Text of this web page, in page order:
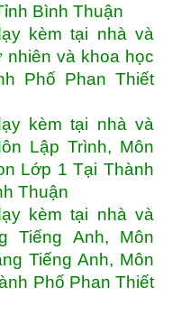
Bình Thuận
kèm tại nhà và
nhiên và khoa học
Phố Phan Thiết
kèm tại nhà và
Lập Trình, Môn
Lớp 1 Tại Thành
Thuận
kèm tại nhà và
Tiếng Anh, Môn
Tiếng Anh, Môn
Phố Phan Thiết